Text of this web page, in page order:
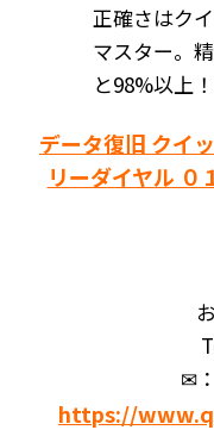
正確さはク
マスター。
と98%以上
データ復旧 クイ
リーダイヤル ０
Tel
✉：
https://